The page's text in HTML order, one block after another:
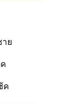
ย
ค